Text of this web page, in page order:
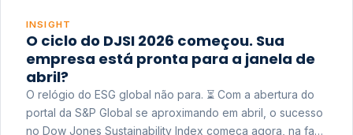
INSIGHT
O ciclo do DJSI 2026 começou. Sua
empresa está pronta para a janela de
abril?
O relógio do ESG global não para. ⏳ Com a abertura do
portal da S&P Global se aproximando em abril, o sucesso
no Dow Jones Sustainability Index começa agora, na fase